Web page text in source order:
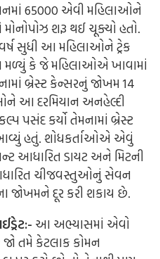
65000 એવી મહિલાઓને
શરૂ થઈ ચૂક્યો હતો.
સુધી આ મહિલાઓને ટ્રેક
મળ્યું કે જે મહિલાઓએ ખાવામાં
બ્રેસ્ટ કેન્સરનું જોખમ 14
આ દરમિયાન અનહેલ્દી
પસંદ કર્યો તેમનામાં બ્રેસ્ટ
હતું.શોધકર્તાઓએ એવું
આધારિત ડાયટ અને મિટની
ચીજવસ્તુઓનું સેવન
જોખમને દૂર કરી શકાય છે.
આ અભ્યાસમાં એવો
તમે કેટલાક કોમન